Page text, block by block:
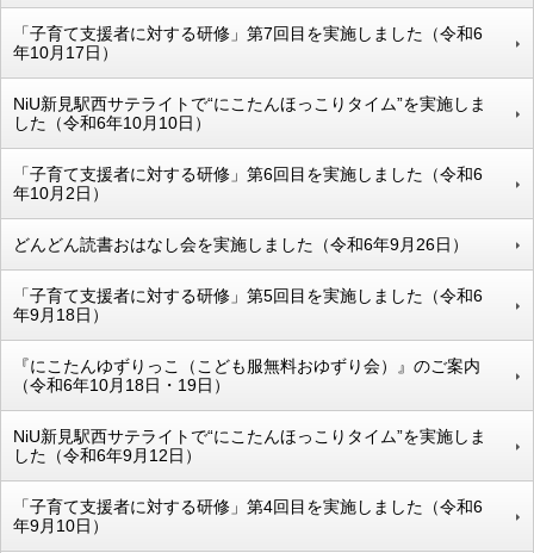
「子育て支援者に対する研修」第7回目を実施しました（令和6
年10月17日）
NiU新見駅西サテライトで“にこたんほっこりタイム”を実施しま
した（令和6年10月10日）
「子育て支援者に対する研修」第6回目を実施しました（令和6
年10月2日）
どんどん読書おはなし会を実施しました（令和6年9月26日）
「子育て支援者に対する研修」第5回目を実施しました（令和6
年9月18日）
『にこたんゆずりっこ（こども服無料おゆずり会）』のご案内
（令和6年10月18日・19日）
NiU新見駅西サテライトで“にこたんほっこりタイム”を実施しま
した（令和6年9月12日）
「子育て支援者に対する研修」第4回目を実施しました（令和6
年9月10日）